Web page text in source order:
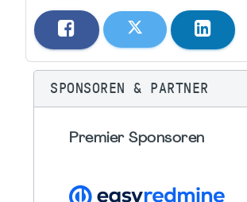
SPONSOREN & PARTNER
Premier Sponsoren